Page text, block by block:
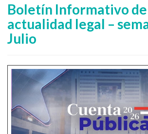
Boletín Informativo de
actualidad legal –
Julio